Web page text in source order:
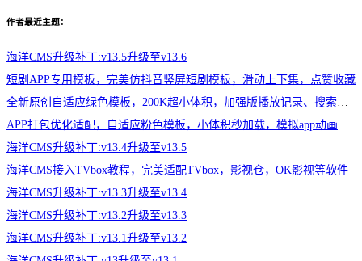
作者最近主题：
海洋CMS升级补丁:v13.5升级至v13.6
短剧APP专用模板，完美仿抖音竖屏短剧模板，滑动上下集，点赞收藏
海洋CMS升级补丁:v13.4升级至v13.5
海洋CMS接入TVbox教程，完美适配TVbox，影视仓，OK影视等软件
海洋CMS升级补丁:v13.3升级至v13.4
海洋CMS升级补丁:v13.2升级至v13.3
海洋CMS升级补丁:v13.1升级至v13.2